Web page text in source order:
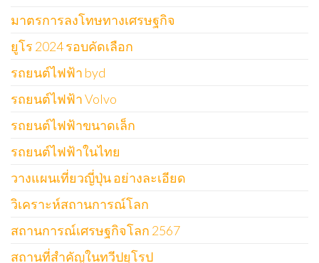
มาตรการลงโทษทางเศรษฐกิจ
ยูโร 2024 รอบคัดเลือก
รถยนต์ไฟฟ้า byd
รถยนต์ไฟฟ้า Volvo
รถยนต์ไฟฟ้าขนาดเล็ก
รถยนต์ไฟฟ้าในไทย
วางแผนเที่ยวญี่ปุ่น อย่างละเอียด
วิเคราะห์สถานการณ์โลก
สถานการณ์เศรษฐกิจโลก 2567
สถานที่สำคัญในทวีปยุโรป